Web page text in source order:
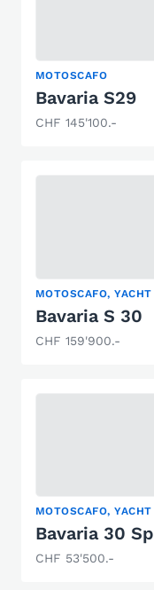
MOTOSCAFO
Bavaria S29
CHF 145'100.-
Bavaria S 30
CHF 159'900.-
CHF 53'500.-